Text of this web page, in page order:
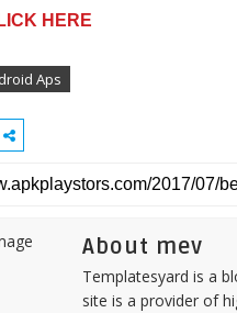
HERE
Aps
About mev
Templatesyard is a
site is a provider of